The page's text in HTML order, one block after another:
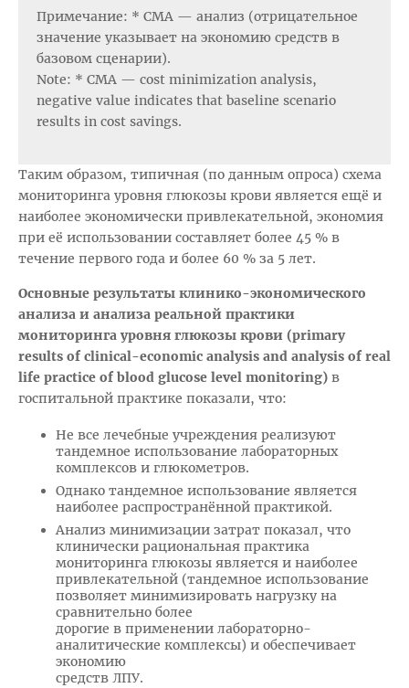
Примечание: * СМА — анализ (отрицательное
значение указывает на экономию средств в
базовом сценарии).
Note: * CMA — cost minimization analysis,
negative value indicates that baseline scenario
results in cost savings.
Таким образом, типичная (по данным опроса) схема
мониторинга уровня глюкозы крови является ещё и
наиболее экономически привлекательной, экономия
при её использовании составляет более 45 % в
течение первого года и более 60 % за 5 лет.
Основные результаты клинико-экономического
анализа и анализа реальной практики
мониторинга уровня глюкозы крови (primary
results of clinical-economic analysis and analysis of real
life practice of blood glucose level monitoring) в
госпитальной практике показали, что:
Не все лечебные учреждения реализуют
тандемное использование лабораторных
комплексов и глюкометров.
Однако тандемное использование является
наиболее распространённой практикой.
Анализ минимизации затрат показал, что
клинически рациональная практика
мониторинга глюкозы является и наиболее
привлекательной (тандемное использование
позволяет минимизировать нагрузку на
сравнительно более
дорогие в применении лабораторно-
аналитические комплексы) и обеспечивает
экономию
средств ЛПУ.